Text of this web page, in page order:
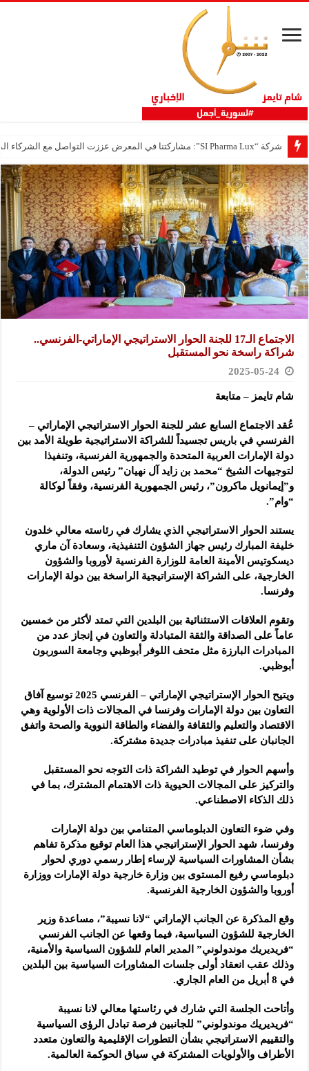
شركة “SI Pharma Lux”: مشاركتنا في المعرض عززت التواصل مع الشركاء المحليين والدوليين
الاجتماع الـ17 للجنة الحوار الاستراتيجي الإماراتي-الفرنسي..
شراكة راسخة نحو المستقبل
2025-05-24
شام تايمز – متابعة
عُقد الاجتماع السابع عشر للجنة الحوار الاستراتيجي الإماراتي –
الفرنسي في باريس تجسيداً للشراكة الاستراتيجية طويلة الأمد بين
دولة الإمارات العربية المتحدة والجمهورية الفرنسية، وتنفيذا
لتوجيهات الشيخ “محمد بن زايد آل نهيان” رئيس الدولة،
و”إيمانويل ماكرون”، رئيس الجمهورية الفرنسية، وفقاً لوكالة
“وام”.
يستند الحوار الاستراتيجي الذي يشارك في رئاسته معالي خلدون
خليفة المبارك رئيس جهاز الشؤون التنفيذية، وسعادة آن ماري
ديسكوتيس الأمينة العامة للوزارة الفرنسية لأوروبا والشؤون
الخارجية، على الشراكة الإستراتيجية الراسخة بين دولة الإمارات
وفرنسا.
وتقوم العلاقات الاستثنائية بين البلدين التي تمتد لأكثر من خمسين
عاماً على الصداقة والثقة المتبادلة والتعاون في إنجاز عدد من
المبادرات البارزة مثل متحف اللوفر أبوظبي وجامعة السوربون
أبوظبي.
ويتيح الحوار الإستراتيجي الإماراتي – الفرنسي 2025 توسيع آفاق
التعاون بين دولة الإمارات وفرنسا في المجالات ذات الأولوية وهي
الاقتصاد والتعليم والثقافة والفضاء والطاقة النووية والصحة واتفق
الجانبان على تنفيذ مبادرات جديدة مشتركة.
وأسهم الحوار في توطيد الشراكة ذات التوجه نحو المستقبل
والتركيز على المجالات الحيوية ذات الاهتمام المشترك، بما في
ذلك الذكاء الاصطناعي.
وفي ضوء التعاون الدبلوماسي المتنامي بين دولة الإمارات
وفرنسا، شهد الحوار الإستراتيجي هذا العام توقيع مذكرة تفاهم
بشأن المشاورات السياسية لإرساء إطار رسمي دوري لحوار
دبلوماسي رفيع المستوى بين وزارة خارجية دولة الإمارات ووزارة
أوروبا والشؤون الخارجية الفرنسية.
وقع المذكرة عن الجانب الإماراتي “لانا نسيبة”، مساعدة وزير
الخارجية للشؤون السياسية، فيما وقعها عن الجانب الفرنسي
“فريديريك موندولوني” المدير العام للشؤون السياسية والأمنية،
وذلك عقب انعقاد أولى جلسات المشاورات السياسية بين البلدين
في 8 أبريل من العام الجاري.
وأتاحت الجلسة التي شارك في رئاستها معالي لانا نسيبة
“فريديريك موندولوني” للجانبين فرصة تبادل الرؤى السياسية
والتقييم الاستراتيجي بشأن التطورات الإقليمية والتعاون متعدد
الأطراف والأولويات المشتركة في سياق الحوكمة العالمية.